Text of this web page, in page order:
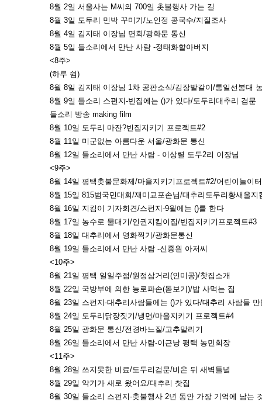
8월 2일 서울사는 M씨의 700일 촛불행사 가는 길
8월 3일 도두리 민박 꾸미기/노인정 콩국수/지질조사
8월 4일 김지태 이장님 면회/광화문 통신
8월 5일 들소리에서 만난 사람 -정태화할아버지
<8주>
(하루 쉼)
8월 8일 김지태 이장님 1차 공판소식/김장밭갈이/통일선봉대
8월 9일 들소리 스펀지-빈집에는 ()가 있다/도두리대추리 검문
들소리 방송 making film
8월 10일 도두리 마잔?빈집지키기 프로젝트#2
8월 11일 미군없는 아름다운 서울/광화문 통신
8월 12일 들소리에서 만난 사람 - 이상렬 도두2리 이장님
<9주>
8월 14일 평택촛불문화제/마을지키기프로젝트#2/어린이놀이터
8월 15일 815범국민대회/재미교포손님/대추리도두리황새울지
8월 16일 지킴이 기자회견/스펀지-9월에는 ()를 한다
8월 17일 농수로 물대기/인권지킴이집/빈집지키기프로젝트#3
8월 18일 대추리에서 영화찍기/광화문통신
8월 19일 들소리에서 만난 사람 -신종원 아저씨
<10주>
8월 21일 평택 일일주점/원정삼거리(인미공)/찻집소개
8월 22일 국방부에 의한 농로파손(돋보기)/밥 사먹는 집
8월 23일 스펀지-대추리사람들에는 ()가 있다/대추리 사람들
8월 24일 도두리닭장짓기/냉면/마을지키기 프로젝트#4
8월 25일 광화문 통신/전경바느질/고추말리기
8월 26일 들소리에서 만난 사람-이근낭 평택 농민회장
<11주>
8월 28일 쓰지못한 비료/도두리검문/비온 뒤 새벽들녘
8월 29일 악기가 새로 왔어요/대추리 찻집
8월 30일 들소리 스펀지-촛불행사 2년 동안 가장 기억에 남는